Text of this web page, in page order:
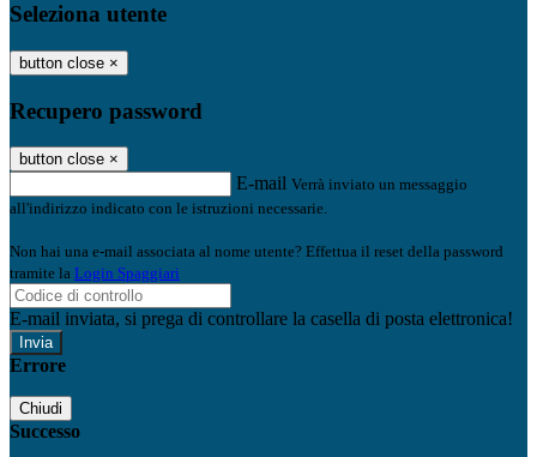
Seleziona utente
button close ×
Recupero password
button close ×
E-mail Verrà inviato un messaggio
all'indirizzo indicato con le istruzioni necessarie.
Non hai una e-mail associata al nome utente? Effettua il reset della password
tramite la Login Spaggiari
E-mail inviata, si prega di controllare la casella di posta elettronica!
Errore
Chiudi
Successo